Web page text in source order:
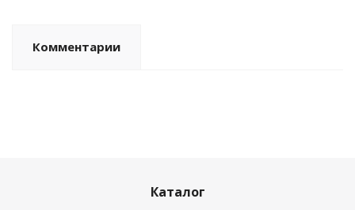
Комментарии
Каталог